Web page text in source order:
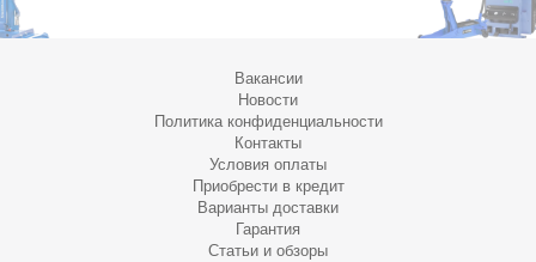
Вакансии
Новости
Политика конфиденциальности
Контакты
Условия оплаты
Приобрести в кредит
Варианты доставки
Гарантия
Статьи и обзоры